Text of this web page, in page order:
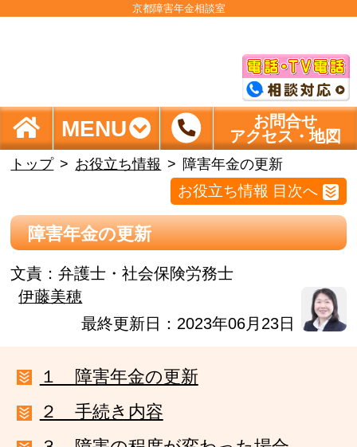
京都障害年金相談室
MENU
お問合せ
アクセス・地図
トップ お役立ち情報 障害年金の更新
お役立ち情報 目次へ
障害年金の更新
文責：弁護士・社会保険労務士
伊藤美穂
最終更新日：2023年06月23日
１ 障害年金の更新
２ 手続き内容